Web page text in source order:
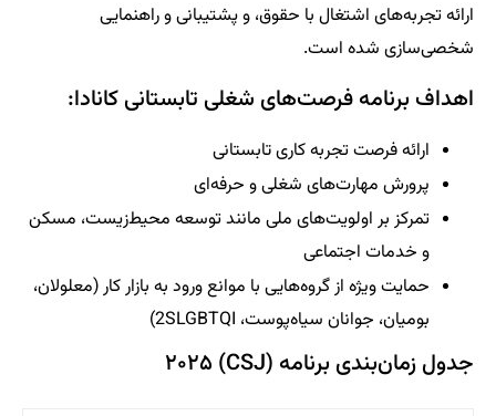
ارائه تجربه‌های اشتغال با حقوق، و پشتیبانی و راهنمایی
شخصی‌سازی شده است.
اهداف برنامه فرصت‌های شغلی تابستانی کانادا:
ارائه فرصت تجربه کاری تابستانی
پرورش مهارت‌های شغلی و حرفه‌ای
تمرکز بر اولویت‌های ملی مانند توسعه محیط‌زیست، مسکن
و خدمات اجتماعی
حمایت ویژه از گروه‌هایی با موانع ورود به بازار کار (معلولان،
بومیان، جوانان سیاه‌پوست، 2SLGBTQI)
جدول زمان‌بندی برنامه (CSJ) ۲۰۲۵